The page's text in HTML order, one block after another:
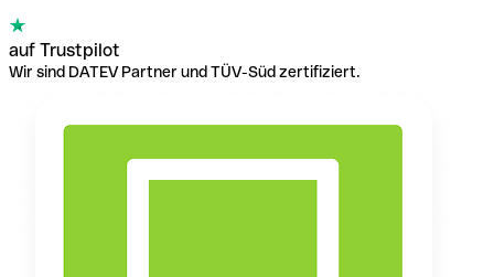
auf Trustpilot
Wir sind DATEV Partner und TÜV-Süd zertifiziert.